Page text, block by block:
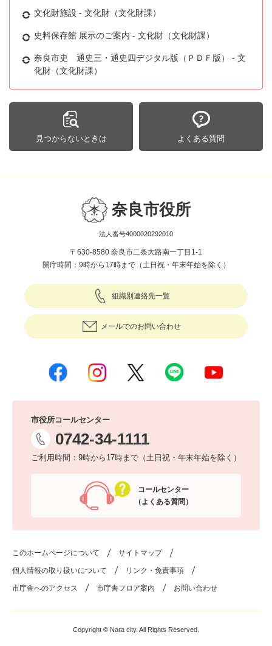
文化財施設 - 文化財（文化財課）
史料保存館 展示のご案内 - 文化財（文化財課）
奈良市史 通史三・通史四デジタル版（ＰＤＦ版） - 文
化財（文化財課）
見つからないときは よくある質問
奈良市役所
法人番号4000020292010
〒630-8580 奈良市二条大路南一丁目1-1
開庁時間：9時から17時まで（土日祝・年末年始を除く）
組織別連絡先一覧
メールでのお問い合わせ
市役所コールセンター
0742-34-1111
ご利用時間：9時から17時まで（土日祝・年末年始を除く）
コールセンター
（よくある質問）
このホームページについて サイトマップ
個人情報の取り扱いについて リンク・免責事項
市庁舎へのアクセス 市庁舎フロア案内 お問い合わせ
Copyright © Nara city. All Rights Reserved.